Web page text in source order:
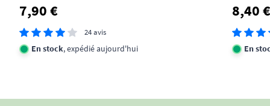
7,90 €
24 avis
En stock, expédié aujourd'hui
8,40
En